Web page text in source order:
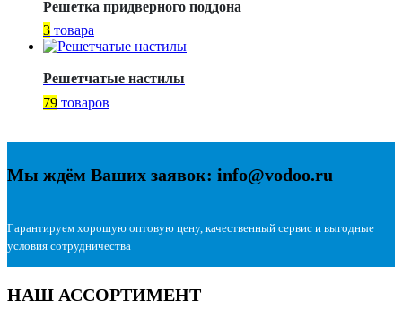
Решетка придверного поддона
3 товара
Решетчатые настилы
79 товаров
Мы ждём Ваших заявок: info@vodoo.ru
Гарантируем хорошую оптовую цену, качественный сервис и выгодные
условия сотрудничества
НАШ АССОРТИМЕНТ